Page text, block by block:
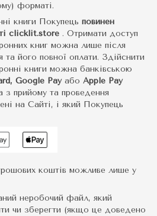
форматі.
книги Покупець повинен
clicklit.store . Отримати доступ
книг можна лише після
його повної оплати. Здійснити
книги можна банківською
Google Pay або Apple Pay
з прийому та проведення
на Сайті, і який Покупець
коштів можливе лише у
неробочий файл, який
чи зберегти (якщо це доведено